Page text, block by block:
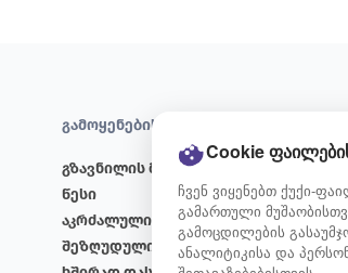
Cookie
ჩვენ ვიყენებთ ქუქი-
გამართული
გამოცდილების
ანალიტიკისა და
გამოყენების წესები
გზავნილის მომზადების
წესი
აკრძალული და
შეზღუდული ნივთები
წესები
ქუქი-